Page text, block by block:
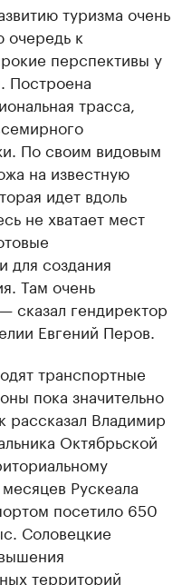
туризма очень
очередь к
перспективы у
Построена
трасса,
По своим видовым
на известную
идет вдоль
не хватает мест
для создания
Там очень
сказал гендиректор
Евгений Перов.
транспортные
пока значительно
рассказал Владимир
Октябрьской
Рускеала
посетило 650
Соловецкие
территорий